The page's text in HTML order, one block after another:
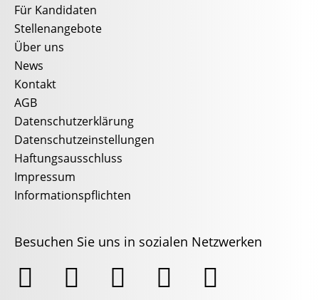
Für Kandidaten
Stellenangebote
Über uns
News
Kontakt
AGB
Datenschutzerklärung
Datenschutzeinstellungen
Haftungsausschluss
Impressum
Informationspflichten
Besuchen Sie uns in sozialen Netzwerken
    